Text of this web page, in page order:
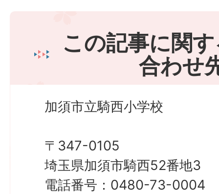
この記事に関
合わせ
加須市立騎西小学校
〒347-0105
埼玉県加須市騎西52番地3
電話番号：0480-73-0004